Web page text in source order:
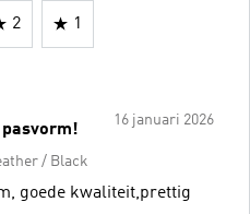
2 1
16 januari 2026
pasvorm!
/ Black
goede kwaliteit,prettig